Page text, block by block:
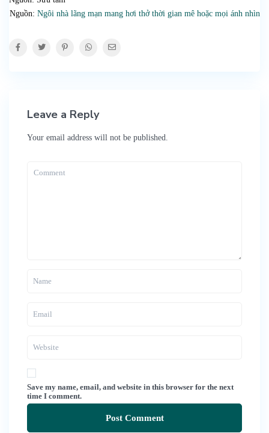
Nguồn: Ngôi nhà lãng mạn mang hơi thở thời gian mê hoặc mọi ánh nhìn
Leave a Reply
Your email address will not be published.
Save my name, email, and website in this browser for the next
time I comment.